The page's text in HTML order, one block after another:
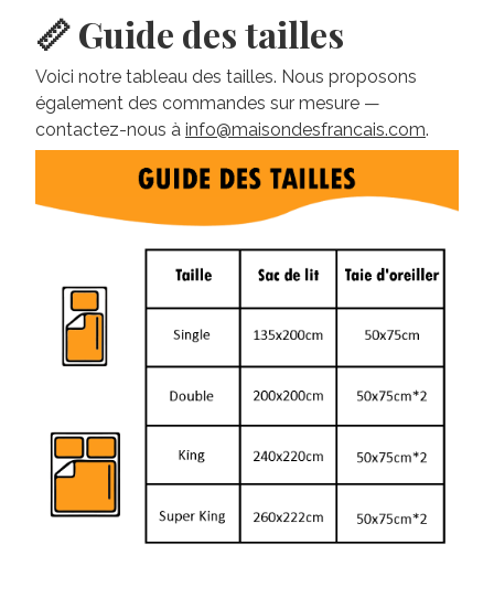
📏 Guide des tailles
Voici notre tableau des tailles. Nous proposons
également des commandes sur mesure —
contactez-nous à info@maisondesfrancais.com.